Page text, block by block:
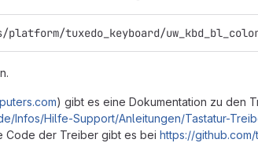
platform/tuxedo_keyboard/
) gibt es eine Dokumentation zu den
Infos/Hilfe-Support/Anleitungen/Tastatur-
Code der Treiber gibt es bei https://